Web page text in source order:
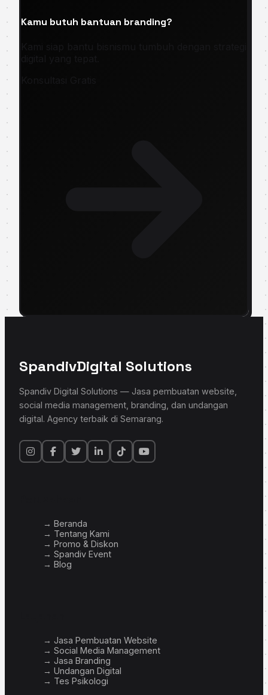
Kamu butuh bantuan branding?
SpandivDigital Solutions
Spandiv Digital Solutions — Jasa pembuatan website,
social media management, branding, dan undangan
digital. Agency terbaik di Semarang.
→ Beranda
→ Tentang Kami
→ Promo & Diskon
→ Spandiv Event
→ Blog
→ Jasa Pembuatan Website
→ Social Media Management
→ Jasa Branding
→ Undangan Digital
→ Tes Psikologi